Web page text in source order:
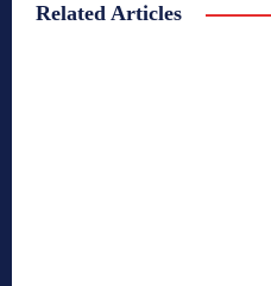
Related Articles